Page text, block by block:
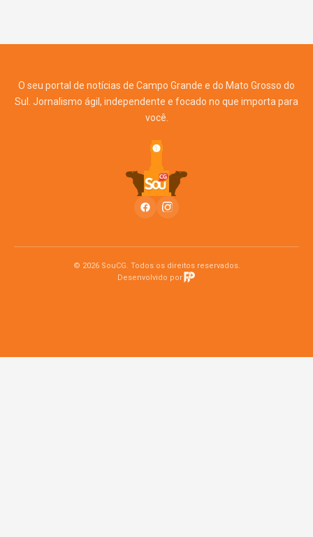
O seu portal de notícias de Campo Grande e do Mato Grosso do
Sul. Jornalismo ágil, independente e focado no que importa para
você.
© 2026 SouCG. Todos os direitos reservados.
Desenvolvido por